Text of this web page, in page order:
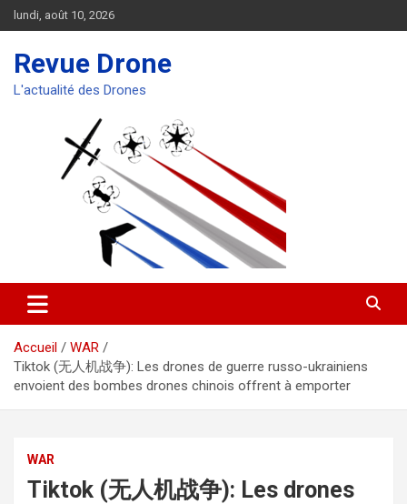
Aller
au
lundi, août 10, 2026
Revue Drone
L'actualité des Drones
Accueil
WAR
Tiktok (无人机战争): Les drones de guerre russo-ukrainiens
envoient des bombes drones chinois offrent à emporter
WAR
Tiktok (无人机战争): Les drones